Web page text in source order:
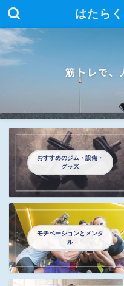
はたら
おすすめのジム・設備・
グッズ
モチベーションとメンタ
ル